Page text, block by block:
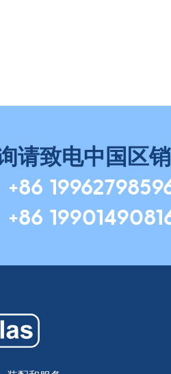
请致电中国区
+86
+86